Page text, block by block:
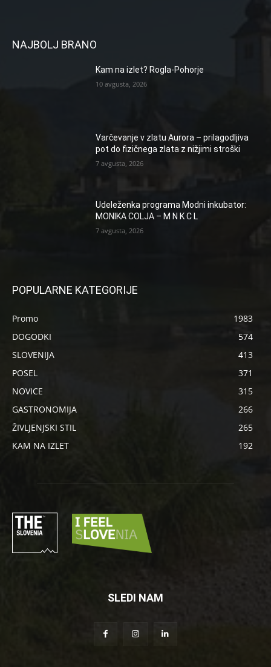
NAJBOLJ BRANO
Kam na izlet? Rogla-Pohorje
10 avgusta, 2026
Varčevanje v zlatu Aurora – prilagodljiva
pot do fizičnega zlata z nižjimi stroški
7 avgusta, 2026
Udeleženka programa Modni inkubator:
MONIKA COLJA – M N K C L
7 avgusta, 2026
POPULARNE KATEGORIJE
Promo
1983
DOGODKI
574
SLOVENIJA
413
POSEL
371
NOVICE
315
GASTRONOMIJA
266
ŽIVLJENJSKI STIL
265
KAM NA IZLET
192
SLEDI NAM